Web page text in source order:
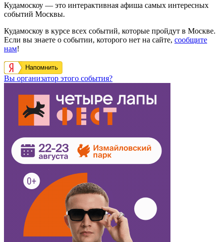
Кудамоскоу — это интерактивная афиша самых интересных
событий Москвы.
Кудамоскоу в курсе всех событий, которые пройдут в Москве.
Если вы знаете о событии, которого нет на сайте, сообщите
нам!
Напомнить
Вы организатор этого события?